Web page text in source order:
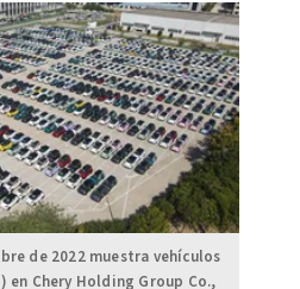
de 2022 muestra vehículos
en Chery Holding Group Co.,